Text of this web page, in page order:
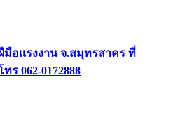
อแรงงาน จ.สมุทรสาคร ที่
ร 062-0172888